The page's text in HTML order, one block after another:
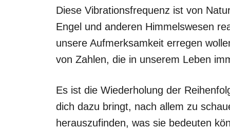
Diese Vibrationsfrequenz ist von
Engel und anderen Himmelswesen
unsere Aufmerksamkeit erregen
von Zahlen, die in unserem Leben
Es ist die Wiederholung der
dich dazu bringt, nach allem zu
herauszufinden, was sie bedeuten